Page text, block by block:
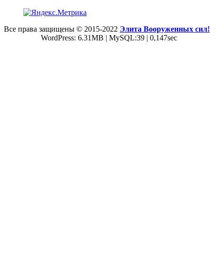
Все права защищены © 2015-2022 Элита Вооруженных сил!
WordPress: 6.31MB | MySQL:39 | 0,147sec